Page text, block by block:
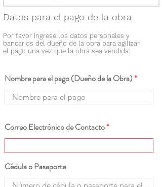
Datos para el pago de la obra
Por favor ingrese los datos personales y
bancarios del dueño de la obra para agilizar
el pago una vez que la obra sea vendida:
Nombre para el pago (Dueño de la Obra)
Correo Electrónico de Contacto
Cédula o Pasaporte